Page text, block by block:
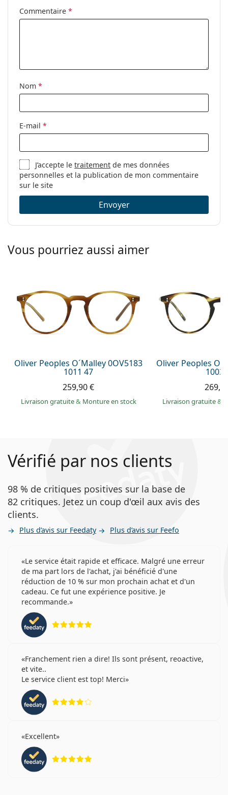
ressort:
Étui:
Oui
Sexe:
Pour hommes
Catégorie:
Lunettes de vue
Marque:
Oakley
Code:
Commentaire *
Nom *
E-mail *
J’accepte letraitement de mes données
personnelles et la publication de mon commentaire
sur le site
Envoyer
Vous pourriez aussi aimer
Oliver Peoples O´Malley 0OV5183
1011 47
259,90 €
Livraison gratuite& Monture en stock
Oliver Peoples
1003
Livraison gratuite&
Vérifié par nos clients
98 % de critiques positives sur la base de
82 critiques. Jetez un coup d'œil aux avis des
clients.
Plus d’avis sur Feedaty Plus d’avis sur Feefo
Le service était rapide et efficace. Malgré une erreur
de ma part lors de l'achat, j'ai bénéficié d'une
réduction de 10 % sur mon prochain achat et d'un
cadeau. Ce fut une expérience positive. Je
recommande.
Franchement rien a dire! Ils sont présent, reoactive,
et vite..
Le service client est top! Merci
Excellent